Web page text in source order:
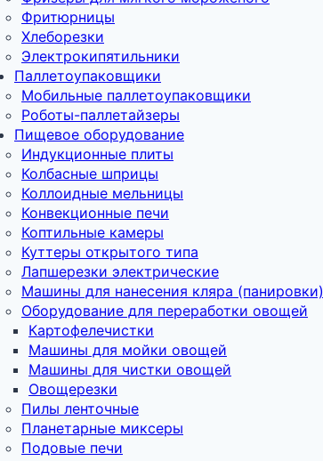
Фритюрницы
Хлеборезки
Электрокипятильники
Паллетоупаковщики
Мобильные паллетоупаковщики
Роботы-паллетайзеры
Пищевое оборудование
Индукционные плиты
Колбасные шприцы
Коллоидные мельницы
Конвекционные печи
Коптильные камеры
Куттеры открытого типа
Лапшерезки электрические
Машины для нанесения кляра (панировки)
Оборудование для переработки овощей
Картофелечистки
Машины для мойки овощей
Машины для чистки овощей
Овощерезки
Пилы ленточные
Планетарные миксеры
Подовые печи